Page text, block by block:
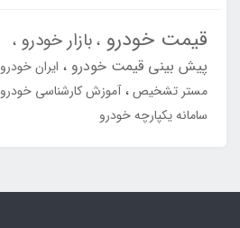
قیمت خودرو بازار خودرو
پیش بینی قیمت خودرو ایران خودرو
مستر تشخیص آموزش کارشناسی خودرو
سامانه یکپارچه خودرو